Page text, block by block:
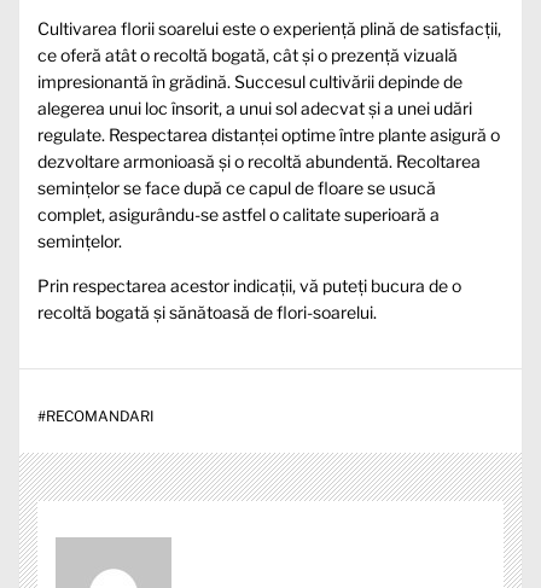
Cultivarea florii soarelui este o experiență plină de satisfacții,
ce oferă atât o recoltă bogată, cât și o prezență vizuală
impresionantă în grădină. Succesul cultivării depinde de
alegerea unui loc însorit, a unui sol adecvat și a unei udări
regulate. Respectarea distanței optime între plante asigură o
dezvoltare armonioasă și o recoltă abundentă. Recoltarea
semințelor se face după ce capul de floare se usucă
complet, asigurându-se astfel o calitate superioară a
semințelor.
Prin respectarea acestor indicații, vă puteți bucura de o
recoltă bogată și sănătoasă de flori-soarelui.
#RECOMANDARI